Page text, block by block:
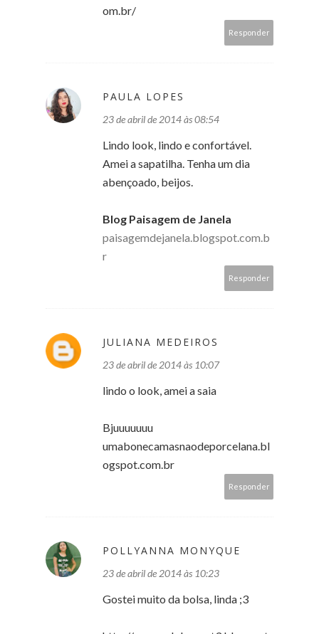
om.br/
Responder
PAULA LOPES
23 de abril de 2014 às 08:54
Lindo look, lindo e confortável.
Amei a sapatilha. Tenha um dia
abençoado, beijos.
Blog Paisagem de Janela
paisagemdejanela.blogspot.com.b
r
Responder
JULIANA MEDEIROS
23 de abril de 2014 às 10:07
lindo o look, amei a saia
Bjuuuuuuu
umabonecamasnaodeporcelana.bl
ogspot.com.br
Responder
POLLYANNA MONYQUE
23 de abril de 2014 às 10:23
Gostei muito da bolsa, linda ;3